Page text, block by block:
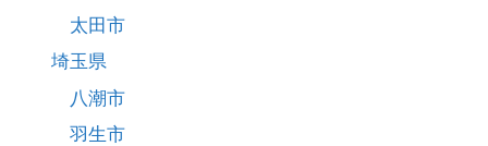
太田市
埼玉県
八潮市
羽生市